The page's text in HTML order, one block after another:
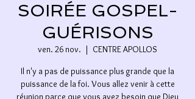
SOIRÉE GOSPEL-
GUÉRISONS
ven. 26 nov.
  |
CENTRE APOLLOS
Il n'y a pas de puissance plus grande que la
puissance de la foi. Vous allez venir à cette